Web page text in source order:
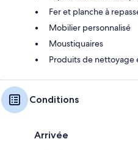
Fer et planche à
Mobilier personnalisé
Moustiquaires
Produits de nettoyage
Conditions
Arrivée